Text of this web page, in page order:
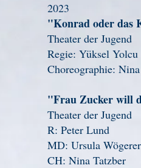
2023
"Konrad oder das
Theater der Jugend
Regie: Yüksel Yolcu
Choreographie:
"Frau Zucker will
Theater der Jugend
R: Peter Lund
MD: Ursula Wögerer
CH: Nina Tatzber